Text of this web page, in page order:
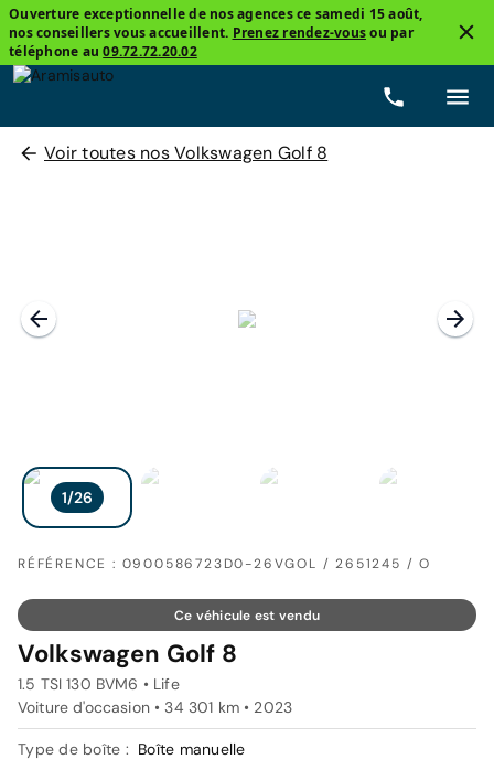
Ouverture exceptionnelle de nos agences ce samedi 15 août,
nos conseillers vous accueillent. Prenez rendez-vousou par
téléphone au09.72.72.20.02
Voir toutes nos Volkswagen Golf 8
RÉFÉRENCE : 0900586723D0-26VGOL / 2651245 / O
Ce véhicule est vendu
Volkswagen Golf 8
1.5 TSI 130 BVM6 • Life
Voiture d'occasion • 34 301 km • 2023
Type de boîte : Boîte manuelle